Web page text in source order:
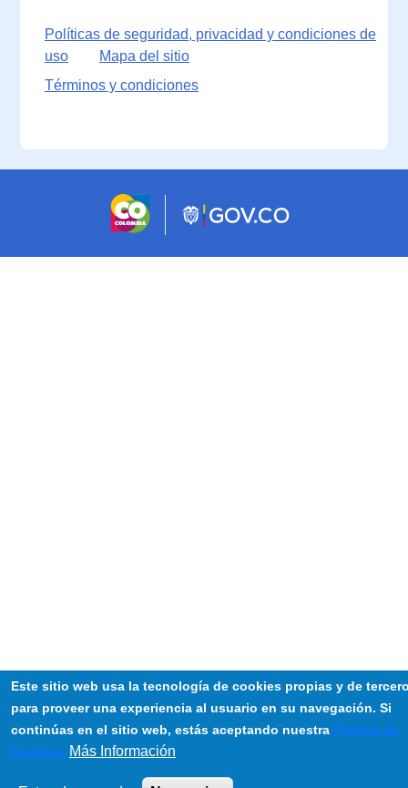
Políticas de seguridad, privacidad y condiciones de
uso
Mapa del sitio
Términos y condiciones
Este sitio web usa la tecnología de cookies propias y de
para proveer una experiencia al usuario en su navegación. Si
continúas en el sitio web, estás aceptando nuestraPolítica de
Cookies. Más Información